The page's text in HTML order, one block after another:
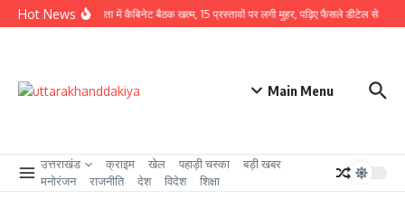
Skip to content
Hot News
CM धामी की अध्यक्षता में कैबिनेट बैठक खत्म, 15 प्रस्तावों पर लगी मुहर, पढ़िए फैसले डीटेल से
Main Menu
उत्तराखंड क्राइम खेल पहाड़ी चस्का
बड़ी खबर
मनोरंजन
राजनीति देश विदेश शिक्षा